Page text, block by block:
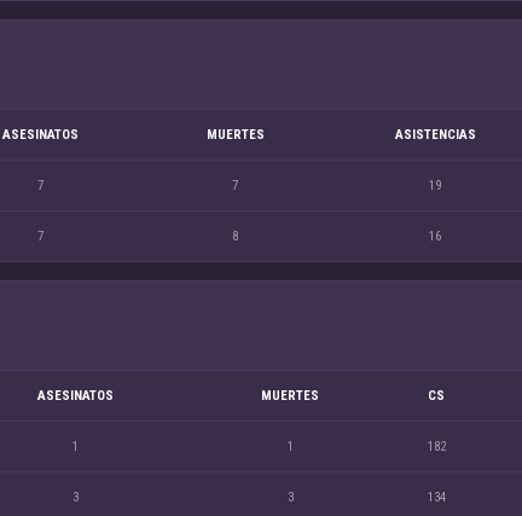
ASESINATOS MUERTES ASISTENCIAS
7 7 19
7 8 16
ASESINATOS MUERTES CS
1 1 182
3 3 134